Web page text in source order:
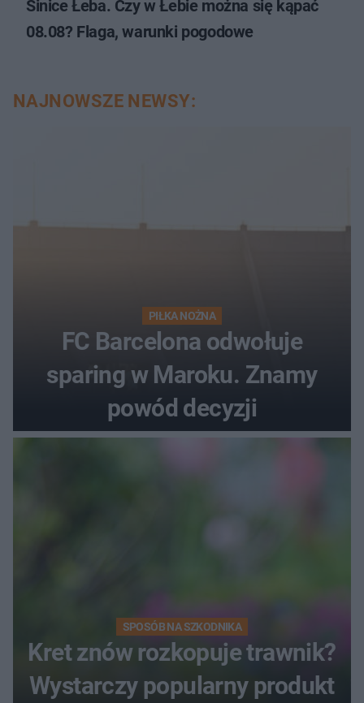
Sinice Łeba. Czy w Łebie można się kąpać
08.08? Flaga, warunki pogodowe
NAJNOWSZE NEWSY:
PIŁKA NOŻNA
FC Barcelona odwołuje
sparing w Maroku. Znamy
powód decyzji
SPOSÓB NA SZKODNIKA
Kret znów rozkopuje trawnik?
Wystarczy popularny produkt